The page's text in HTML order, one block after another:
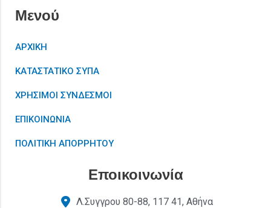
Μενού
ΑΡΧΙΚΗ
ΚΑΤΑΣΤΑΤΙΚΟ ΣΥΠΑ
ΧΡΗΣΙΜΟΙ ΣΥΝΔΕΣΜΟΙ
ΕΠΙΚΟΙΝΩΝΙΑ
ΠΟΛΙΤΙΚΗ ΑΠΟΡΡΗΤΟΥ
Εποικοινωνία
Λ.Συγγρου 80-88, 117 41, Αθήνα